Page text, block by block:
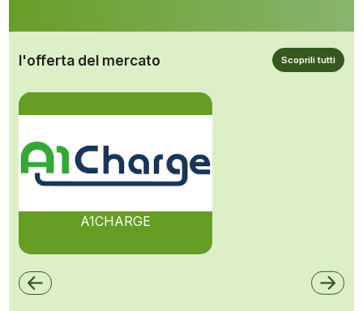
l'offerta del mercato Scoprili tutti
A1CHARGE